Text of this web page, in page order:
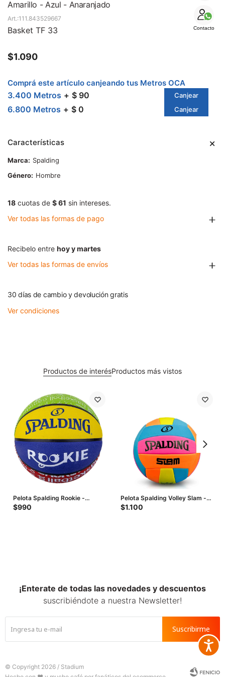
Amarillo - Azul - Anaranjado
Contacto
111.843529667
Basket TF 33
$1.090
Comprá este artículo canjeando tus Metros OCA
3.400 Metros $ 90 Canjear
6.800 Metros $ 0 Canjear
Características
Marca
Spalding
Género
Hombre
18 cuotas de $ 61 sin intereses.
Ver todas las formas de pago
Recibelo entre hoy y martes
Ver todas las formas de envíos
30 días de cambio y devolución gratis
Ver condiciones
Productos de interésProductos más vistos
Pelota Spalding Rookie -
Multicolor
$990
Pelota Spalding Volley Slam -
Multicolor
$1.100
¡Enterate de todas las novedades y descuentos
suscribiéndote a nuestra Newsletter!
Suscribirme
© Copyright 2026 / Stadium